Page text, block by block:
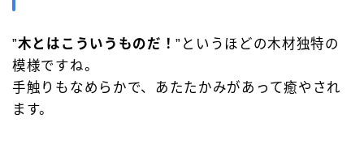
”木とはこういうものだ！”というほどの木材独特の
模様ですね。
手触りもなめらかで、あたたかみがあって癒やされ
ます。